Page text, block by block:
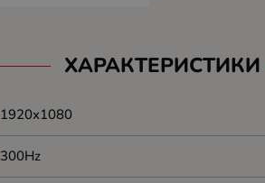
ХАРАКТЕРИСТИКИ
1920x1080
300Hz